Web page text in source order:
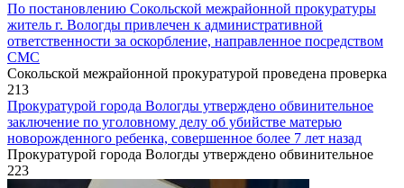
По постановлению Сокольской межрайонной прокуратуры
житель г. Вологды привлечен к административной
ответственности за оскорбление, направленное посредством
СМС
Сокольской межрайонной прокуратурой проведена проверка
213
Прокуратурой города Вологды утверждено обвинительное
заключение по уголовному делу об убийстве матерью
новорожденного ребенка, совершенное более 7 лет назад
Прокуратурой города Вологды утверждено обвинительное
223